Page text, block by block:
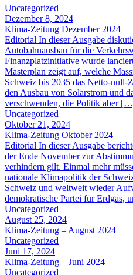
Uncategorized
Dezember 8, 2024
Klima-Zeitung Dezember 2024
Editorial In dieser Ausgabe
Autobahnausbau für die
Finanzplatzinitiative wurde
Masterplan zeigt auf, welche
Schweiz bis 2035 das Netto-null-
den Ausbau von Solarstrom und
verschwenden, die Politik aber
Uncategorized
Oktober 21, 2024
Klima-Zeitung Oktober 2024
Editorial In dieser Ausgabe
der Ende November zur
verhindern gilt. Einmal mehr
nationale Klimapolitik der
Schweiz und weltweit wieder
demokratische Partei für
Uncategorized
August 25, 2024
Klima-Zeitung – August 2024
Uncategorized
Juni 17, 2024
Klima-Zeitung – Juni 2024
Uncategorized